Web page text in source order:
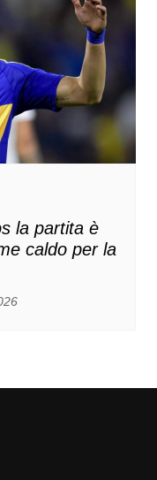
la partita è
caldo per la